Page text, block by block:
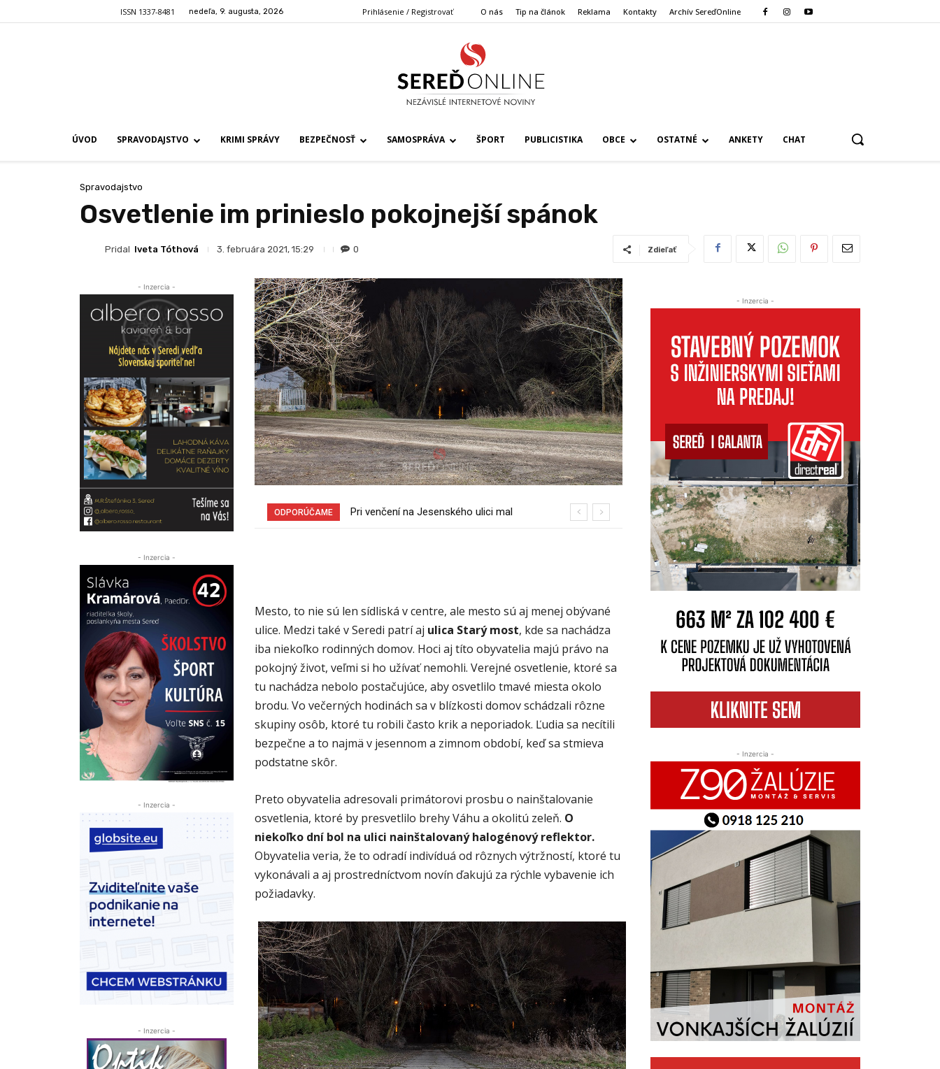
ISSN 1337-8481 nedeľa, 9. augusta, 2026 Prihlásenie / Registrovať O nás Tip na článok Reklama Kontakty Archív SereďOnline
ÚVOD SPRAVODAJSTVO KRIMI SPRÁVY BEZPEČNOSŤ SAMOSPRÁVA ŠPORT PUBLICISTIKA OBCE OSTATNÉ ANKETY CHAT
Spravodajstvo
Osvetlenie im prinieslo pokojnejší spánok
Pridal Iveta Tóthová 3. februára 2021, 15:29 0 Zdieľať
- Inzercia -
- Inzercia -
- Inzercia -
- Inzercia -
ODPORÚČAME
Pri venčení na Jesenského ulici mal
Sereď niekedy bola mestom s
Mesto, to nie sú len sídliská v centre, ale mesto sú aj menej obývané
ulice. Medzi také v Seredi patrí aj ulica Starý most, kde sa nachádza
iba niekoľko rodinných domov. Hoci aj títo obyvatelia majú právo na
pokojný život, veľmi si ho užívať nemohli. Verejné osvetlenie, ktoré sa
tu nachádza nebolo postačujúce, aby osvetlilo tmavé miesta okolo
brodu. Vo večerných hodinách sa v blízkosti domov schádzali rôzne
skupiny osôb, ktoré tu robili často krik a neporiadok. Ľudia sa necítili
bezpečne a to najmä v jesennom a zimnom období, keď sa stmieva
podstatne skôr.
Preto obyvatelia adresovali primátorovi prosbu o nainštalovanie
osvetlenia, ktoré by presvetlilo brehy Váhu a okolitú zeleň. O
niekoľko dní bol na ulici nainštalovaný halogénový reflektor.
Obyvatelia veria, že to odradí indivíduá od rôznych výtržností, ktoré tu
vykonávali a aj prostredníctvom novín ďakujú za rýchle vybavenie ich
požiadavky.
- Inzercia -
- Inzercia -